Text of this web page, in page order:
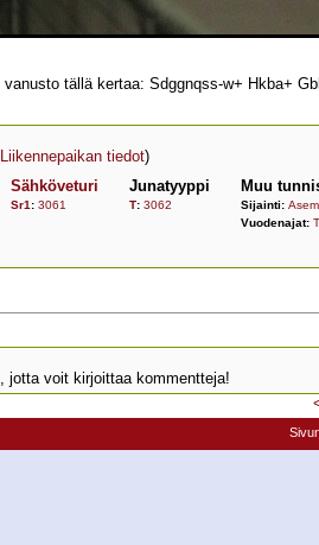
vanusto tällä kertaa: Sdggnqss-w+ Hkba+
Liikennepaikan tiedot)
Sähköveturi
Sr1: 3061
Junatyyppi
T: 3062
Muu
Sijainti:
Vuodenajat:
, jotta voit kirjoittaa kommentteja!